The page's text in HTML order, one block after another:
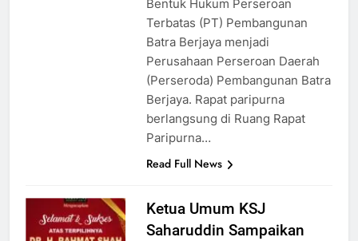
Bentuk Hukum Perseroan
Terbatas (PT) Pembangunan
Batra Berjaya menjadi
Perusahaan Perseroan Daerah
(Perseroda) Pembangunan Batra
Berjaya. Rapat paripurna
berlangsung di Ruang Rapat
Paripurna…
Read Full News
Ketua Umum KSJ
Saharuddin Sampaikan